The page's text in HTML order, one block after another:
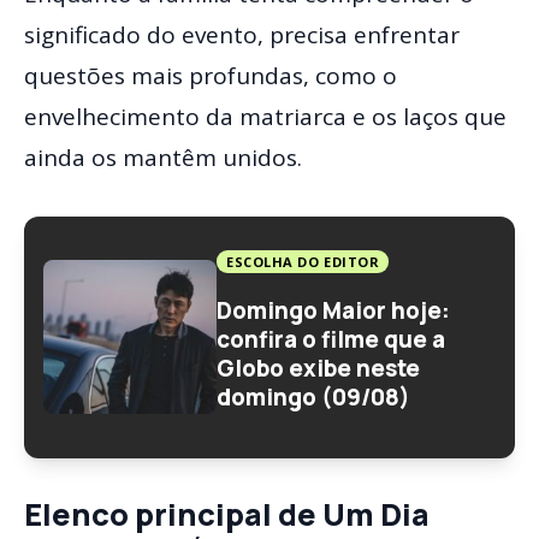
significado do evento, precisa enfrentar
questões mais profundas, como o
envelhecimento da matriarca e os laços que
ainda os mantêm unidos.
ESCOLHA DO EDITOR
Domingo Maior hoje:
confira o filme que a
Globo exibe neste
domingo (09/08)
Elenco principal de Um Dia